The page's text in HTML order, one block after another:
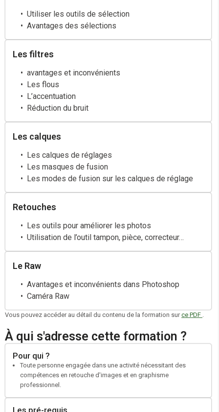
Utiliser les outils de sélection
Avantages des sélections
Les filtres
avantages et inconvénients
Les flous
L’accentuation
Réduction du bruit
Les calques
Les calques de réglages
Les masques de fusion
Les modes de fusion sur les calques de réglage
Retouches
Les outils pour améliorer les photos
Utilisation de l’outil tampon, pièce, correcteur…
Le Raw
Avantages et inconvénients dans Photoshop
Caméra Raw
Vous pouvez accéder au détail du contenu de la formation surce PDF .
À qui s'adresse cette formation ?
Pour qui ?
Toute personne engagée dans une activité nécessitant des
compétences en retouche d'images et en graphisme
professionnel.
Les pré-requis